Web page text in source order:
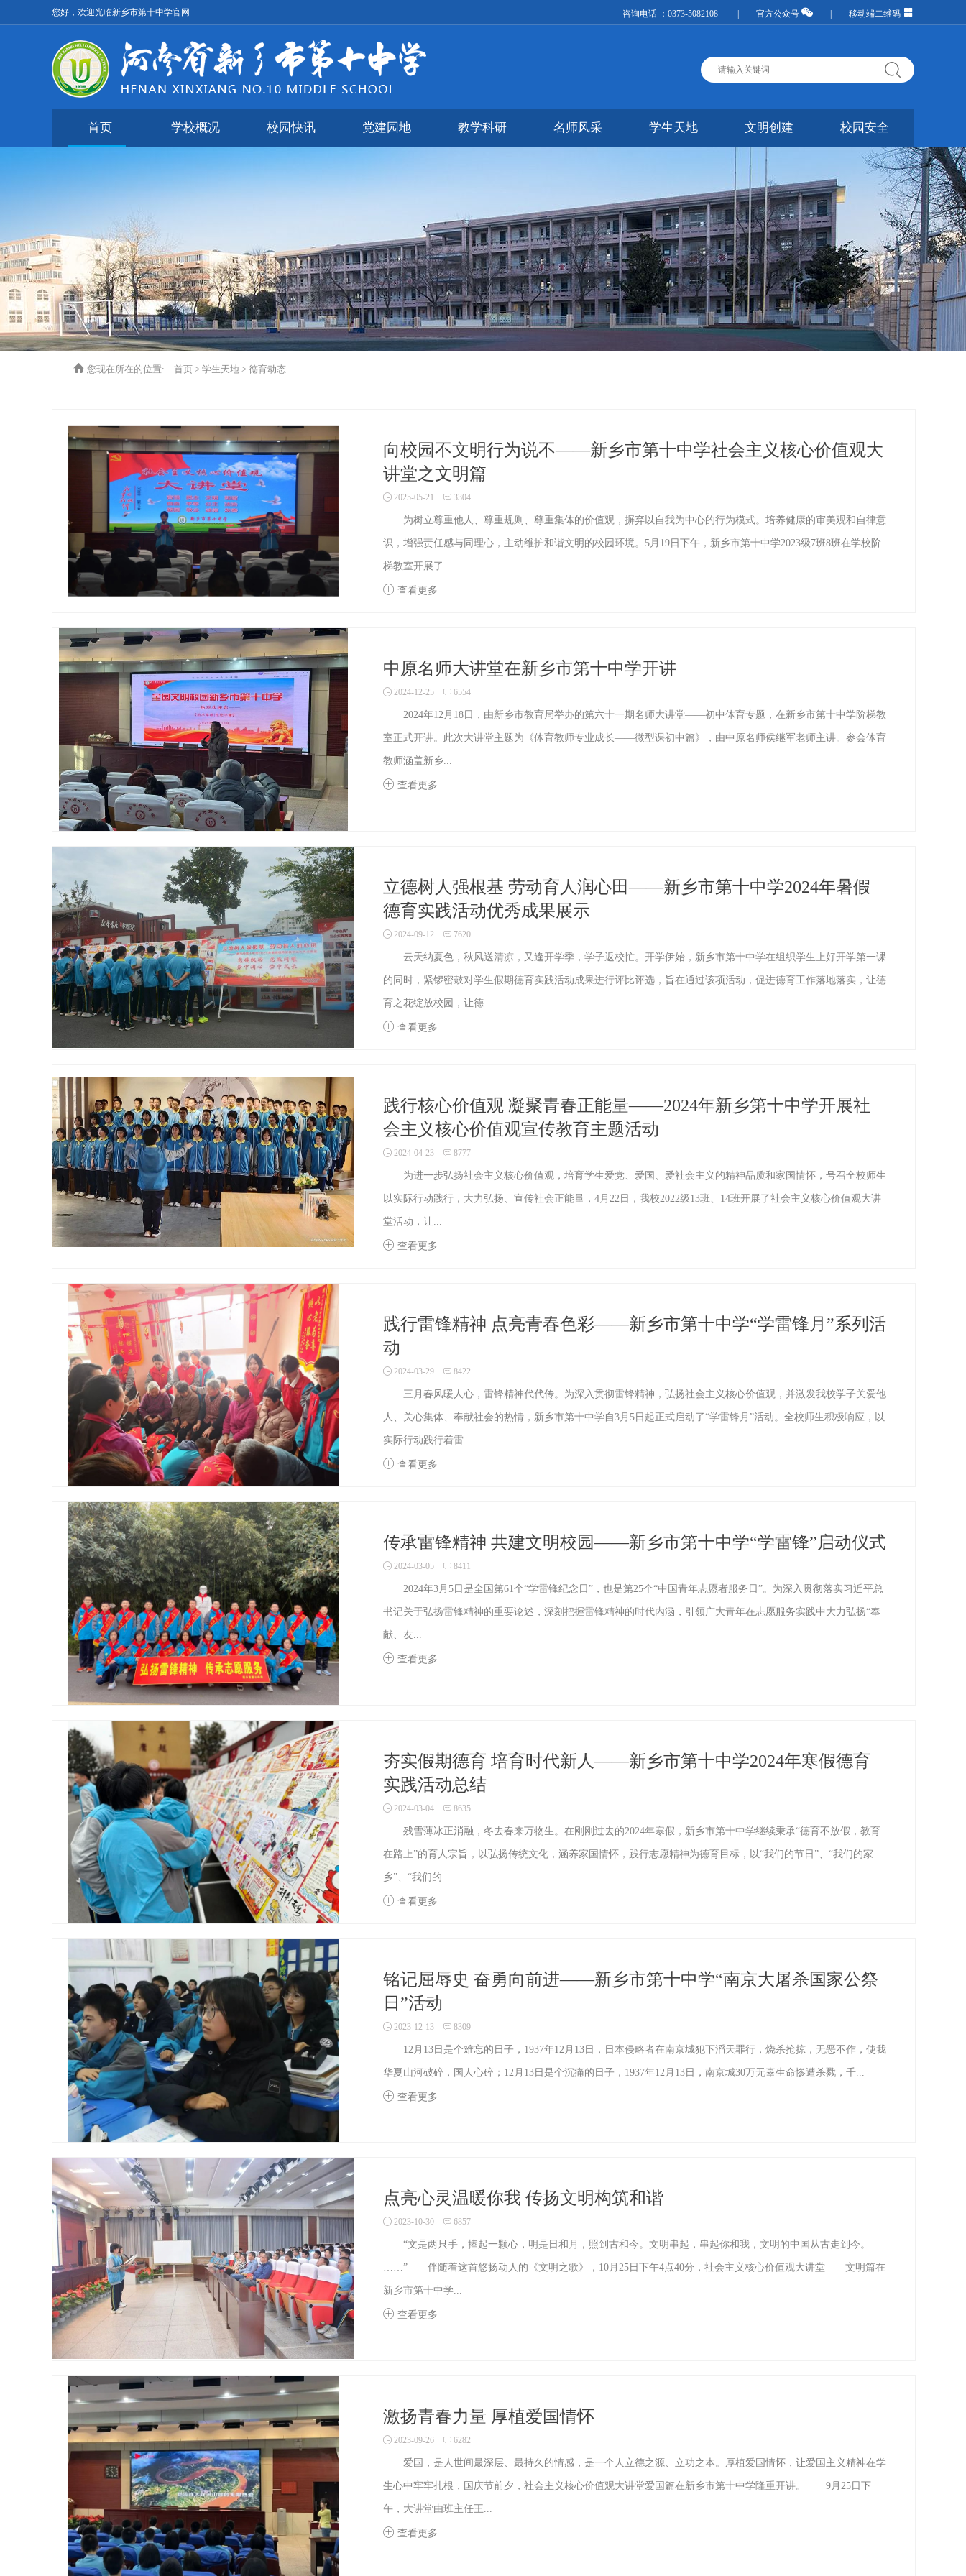
您好，欢迎光临新乡市第十中学官网 咨询电话 ：0373-5082108 | 官方公众号 移动端二维码
首页 学校概况 校园快讯 党建园地 教学科研 名师风采 学生天地 文明创建 校园安全
您现在所在的位置: 首页 > 学生天地 > 德育动态
向校园不文明行为说不——新乡市第十中学社会主义核心价值观大
讲堂之文明篇
2025-05-21 3304
为树立尊重他人、尊重规则、尊重集体的价值观，摒弃以自我为中心的行为模式。培养健康的审美观和自律意
识，增强责任感与同理心，主动维护和谐文明的校园环境。5月19日下午，新乡市第十中学2023级7班8班在学校阶
梯教室开展了...
查看更多
中原名师大讲堂在新乡市第十中学开讲
2024-12-25 6554
2024年12月18日，由新乡市教育局举办的第六十一期名师大讲堂——初中体育专题，在新乡市第十中学阶梯教
室正式开讲。此次大讲堂主题为《体育教师专业成长——微型课初中篇》，由中原名师侯继军老师主讲。参会体育
教师涵盖新乡...
查看更多
立德树人强根基 劳动育人润心田——新乡市第十中学2024年暑假
德育实践活动优秀成果展示
2024-09-12 7620
云天纳夏色，秋风送清凉，又逢开学季，学子返校忙。开学伊始，新乡市第十中学在组织学生上好开学第一课
的同时，紧锣密鼓对学生假期德育实践活动成果进行评比评选，旨在通过该项活动，促进德育工作落地落实，让德
育之花绽放校园，让德...
查看更多
践行核心价值观 凝聚青春正能量——2024年新乡第十中学开展社
会主义核心价值观宣传教育主题活动
2024-04-23 8777
为进一步弘扬社会主义核心价值观，培育学生爱党、爱国、爱社会主义的精神品质和家国情怀，号召全校师生
以实际行动践行，大力弘扬、宣传社会正能量，4月22日，我校2022级13班、14班开展了社会主义核心价值观大讲
堂活动，让...
查看更多
践行雷锋精神 点亮青春色彩——新乡市第十中学“学雷锋月”系列活
动
2024-03-29 8422
三月春风暖人心，雷锋精神代代传。为深入贯彻雷锋精神，弘扬社会主义核心价值观，并激发我校学子关爱他
人、关心集体、奉献社会的热情，新乡市第十中学自3月5日起正式启动了“学雷锋月”活动。全校师生积极响应，以
实际行动践行着雷...
查看更多
传承雷锋精神 共建文明校园——新乡市第十中学“学雷锋”启动仪式
2024-03-05 8411
2024年3月5日是全国第61个“学雷锋纪念日”，也是第25个“中国青年志愿者服务日”。为深入贯彻落实习近平总
书记关于弘扬雷锋精神的重要论述，深刻把握雷锋精神的时代内涵，引领广大青年在志愿服务实践中大力弘扬“奉
献、友...
查看更多
夯实假期德育 培育时代新人——新乡市第十中学2024年寒假德育
实践活动总结
2024-03-04 8635
残雪薄冰正消融，冬去春来万物生。在刚刚过去的2024年寒假，新乡市第十中学继续秉承“德育不放假，教育
在路上”的育人宗旨，以弘扬传统文化，涵养家国情怀，践行志愿精神为德育目标，以“我们的节日”、“我们的家
乡”、“我们的...
查看更多
铭记屈辱史 奋勇向前进——新乡市第十中学“南京大屠杀国家公祭
日”活动
2023-12-13 8309
12月13日是个难忘的日子，1937年12月13日，日本侵略者在南京城犯下滔天罪行，烧杀抢掠，无恶不作，使我
华夏山河破碎，国人心碎；12月13日是个沉痛的日子，1937年12月13日，南京城30万无辜生命惨遭杀戮，千...
查看更多
点亮心灵温暖你我 传扬文明构筑和谐
2023-10-30 6857
“文是两只手，捧起一颗心，明是日和月，照到古和今。文明串起，串起你和我，文明的中国从古走到今。
……” 伴随着这首悠扬动人的《文明之歌》，10月25日下午4点40分，社会主义核心价值观大讲堂——文明篇在
新乡市第十中学...
查看更多
激扬青春力量 厚植爱国情怀
2023-09-26 6282
爱国，是人世间最深层、最持久的情感，是一个人立德之源、立功之本。厚植爱国情怀，让爱国主义精神在学
生心中牢牢扎根，国庆节前夕，社会主义核心价值观大讲堂爱国篇在新乡市第十中学隆重开讲。 9月25日下
午，大讲堂由班主任王...
查看更多